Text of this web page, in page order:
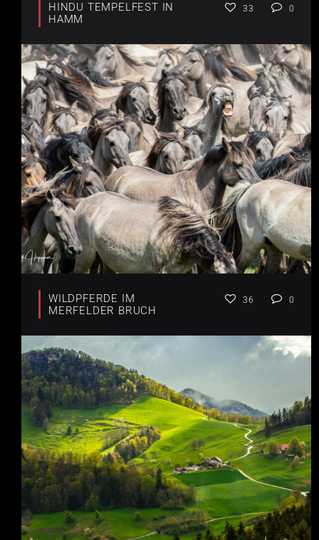
HINDU TEMPELFEST IN
HAMM
33 0
WILDPFERDE IM
MERFELDER BRUCH
36 0